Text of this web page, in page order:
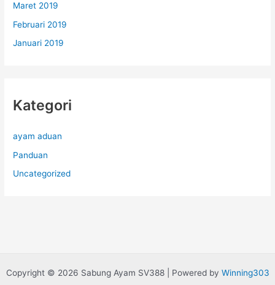
Maret 2019
Februari 2019
Januari 2019
Kategori
ayam aduan
Panduan
Uncategorized
Copyright © 2026 Sabung Ayam SV388 | Powered by Winning303